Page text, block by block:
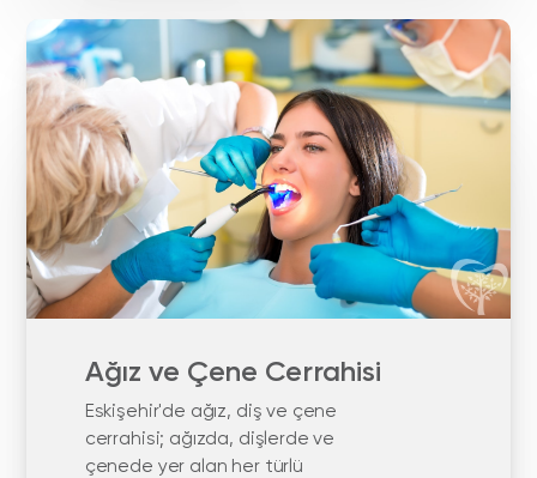
Ağız ve Çene Cerrahisi
Eskişehir'de ağız, diş ve çene
cerrahisi; ağızda, dişlerde ve
çenede yer alan her türlü